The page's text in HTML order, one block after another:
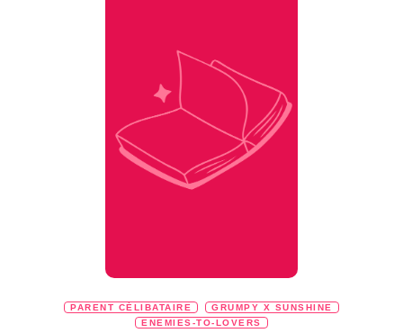
PARENT CÉLIBATAIRE
GRUMPY X SUNSHINE
ENEMIES-TO-LOVERS